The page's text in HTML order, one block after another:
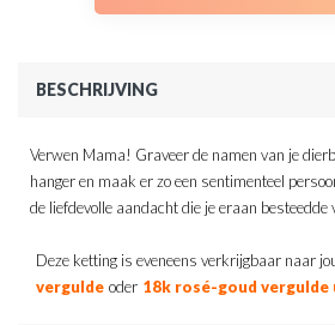
BESCHRIJVING
Verwen Mama! Graveer de namen van je
hanger en maak er zo een sentimenteel
de liefdevolle aandacht die je eraan
Deze ketting is eveneens verkrijgbaar naar
vergulde oder 18k rosé-goud